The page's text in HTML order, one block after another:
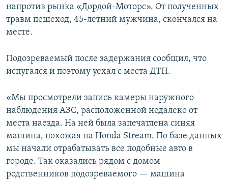
напротив рынка «Дордой-Моторс». От полученных
травм пешеход, 45-летний мужчина, скончался на
месте.
Подозреваемый после задержания сообщил, что
испугался и поэтому уехал с места ДТП.
«Мы просмотрели запись камеры наружного
наблюдения АЗС, расположенной недалеко от
места наезда. На ней была запечатлена синяя
машина, похожая на Honda Stream. По базе данных
мы начали отрабатывать все подобные авто в
городе. Так оказались рядом с домом
родственников подозреваемого — машина